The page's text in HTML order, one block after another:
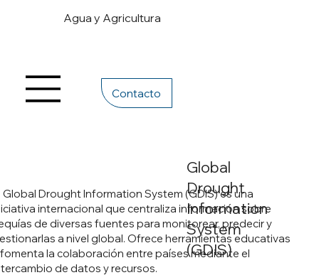
Agua y Agricultura
Contacto
Global
Drought
Information
System
(GDIS)
Global Drought Information System (GDIS) es una
internacional que centraliza información sobre
de diversas fuentes para monitorear, predecir y
a nivel global. Ofrece herramientas educativas
la colaboración entre países mediante el
de datos y recursos.